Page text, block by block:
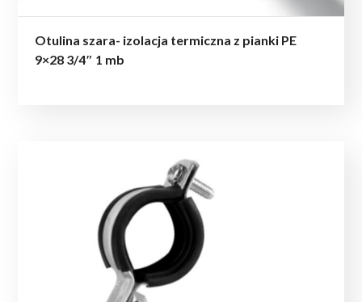
Otulina szara- izolacja termiczna z pianki PE
9×28 3/4″ 1 mb